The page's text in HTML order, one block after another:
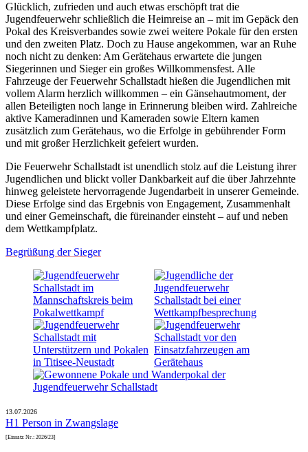
Glücklich, zufrieden und auch etwas erschöpft trat die
Jugendfeuerwehr schließlich die Heimreise an – mit im Gepäck den
Pokal des Kreisverbandes sowie zwei weitere Pokale für den ersten
und den zweiten Platz. Doch zu Hause angekommen, war an Ruhe
noch nicht zu denken: Am Gerätehaus erwartete die jungen
Siegerinnen und Sieger ein großes Willkommensfest. Alle
Fahrzeuge der Feuerwehr Schallstadt hießen die Jugendlichen mit
vollem Alarm herzlich willkommen – ein Gänsehautmoment, der
allen Beteiligten noch lange in Erinnerung bleiben wird. Zahlreiche
aktive Kameradinnen und Kameraden sowie Eltern kamen
zusätzlich zum Gerätehaus, wo die Erfolge in gebührender Form
und mit großer Herzlichkeit gefeiert wurden.
Die Feuerwehr Schallstadt ist unendlich stolz auf die Leistung ihrer
Jugendlichen und blickt voller Dankbarkeit auf die über Jahrzehnte
hinweg geleistete hervorragende Jugendarbeit in unserer Gemeinde.
Diese Erfolge sind das Ergebnis von Engagement, Zusammenhalt
und einer Gemeinschaft, die füreinander einsteht – auf und neben
dem Wettkampfplatz.
Begrüßung der Sieger
13.07.2026
H1 Person in Zwangslage
[Einsatz Nr.: 2026/23]